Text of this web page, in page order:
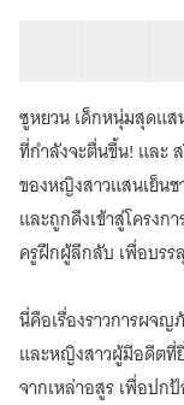
เป็น
สาว
คลั่ง
ซะ
งั้น
เล่ม
19
ซูหยวน เด็กหนุ่มสุดแ
ที่กำลังจะตื่นขึ้น! และ
ของหญิงสาวแสนเย็น
และถูกดึงเข้าสู่โครงก
ครูฝึกผู้ลึกลับ เพื่อบรร
นี่คือเรื่องราวการผจ
และหญิงสาวผู้มีอดีตที่
จากเหล่าอสูร เพื่อปก